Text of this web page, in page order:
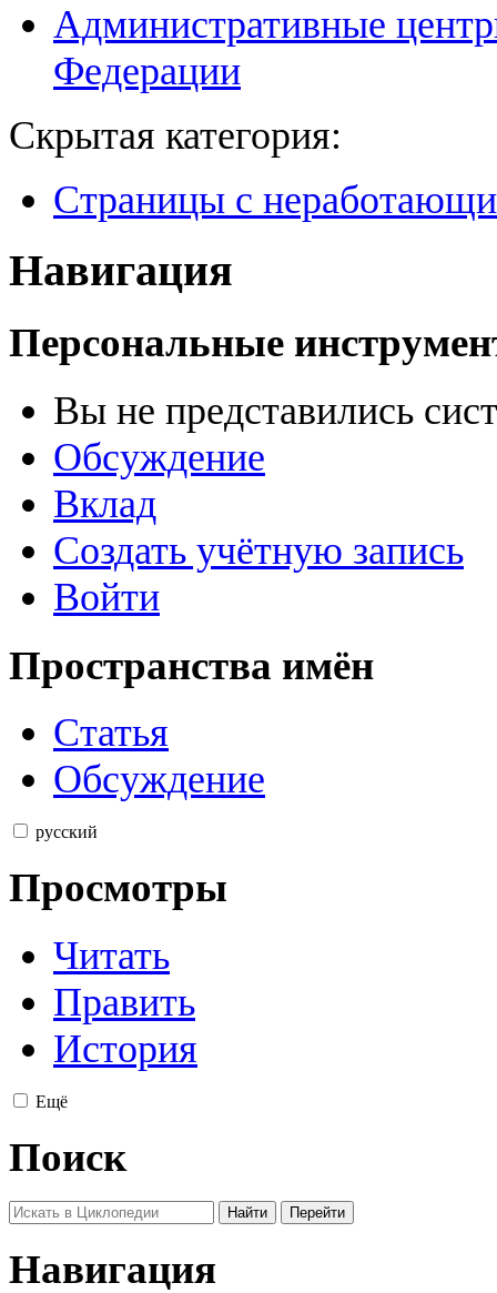
Административные
Федерации
Скрытая категория:
Страницы с
Навигация
Персональные
Вы не представились
Обсуждение
Вклад
Создать учётную запись
Войти
Пространства имён
Статья
Обсуждение
русский
Просмотры
Читать
Править
История
Ещё
Поиск
Навигация